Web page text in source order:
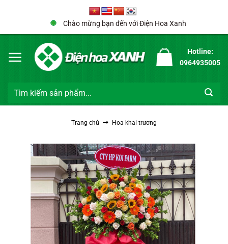
Chào mừng bạn đến với Điện Hoa Xanh
Hotline:
0964935005
Tìm
Trang chủ Hoa khai trương